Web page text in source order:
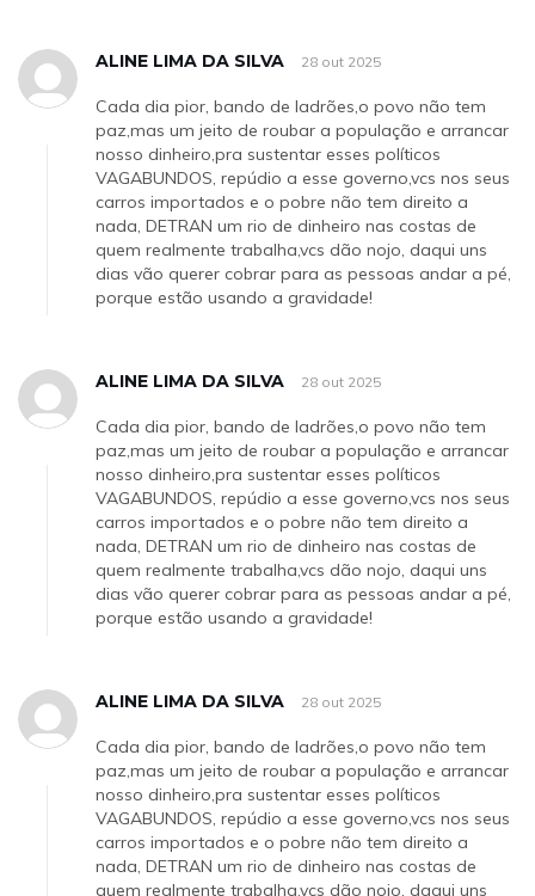
ALINE LIMA DA SILVA 28 out 2025
Cada dia pior, bando de ladrões,o povo não tem
paz,mas um jeito de roubar a população e arrancar
nosso dinheiro,pra sustentar esses políticos
VAGABUNDOS, repúdio a esse governo,vcs nos seus
carros importados e o pobre não tem direito a
nada, DETRAN um rio de dinheiro nas costas de
quem realmente trabalha,vcs dão nojo, daqui uns
dias vão querer cobrar para as pessoas andar a pé,
porque estão usando a gravidade!
ALINE LIMA DA SILVA 28 out 2025
Cada dia pior, bando de ladrões,o povo não tem
paz,mas um jeito de roubar a população e arrancar
nosso dinheiro,pra sustentar esses políticos
VAGABUNDOS, repúdio a esse governo,vcs nos seus
carros importados e o pobre não tem direito a
nada, DETRAN um rio de dinheiro nas costas de
quem realmente trabalha,vcs dão nojo, daqui uns
dias vão querer cobrar para as pessoas andar a pé,
porque estão usando a gravidade!
ALINE LIMA DA SILVA 28 out 2025
Cada dia pior, bando de ladrões,o povo não tem
paz,mas um jeito de roubar a população e arrancar
nosso dinheiro,pra sustentar esses políticos
VAGABUNDOS, repúdio a esse governo,vcs nos seus
carros importados e o pobre não tem direito a
nada, DETRAN um rio de dinheiro nas costas de
quem realmente trabalha,vcs dão nojo, daqui uns